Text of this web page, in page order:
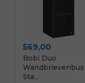
Prijs
569,00
Bobi Duo
Wandbrievenbus
Sta...